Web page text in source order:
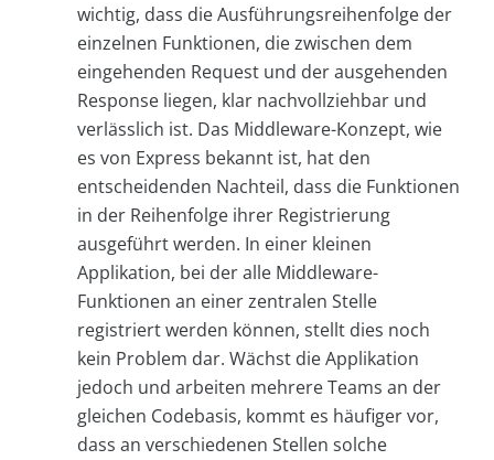
wichtig, dass die Ausführungsreihenfolge der
einzelnen Funktionen, die zwischen dem
eingehenden Request und der ausgehenden
Response liegen, klar nachvollziehbar und
verlässlich ist. Das Middleware-Konzept, wie
es von Express bekannt ist, hat den
entscheidenden Nachteil, dass die Funktionen
in der Reihenfolge ihrer Registrierung
ausgeführt werden. In einer kleinen
Applikation, bei der alle Middleware-
Funktionen an einer zentralen Stelle
registriert werden können, stellt dies noch
kein Problem dar. Wächst die Applikation
jedoch und arbeiten mehrere Teams an der
gleichen Codebasis, kommt es häufiger vor,
dass an verschiedenen Stellen solche